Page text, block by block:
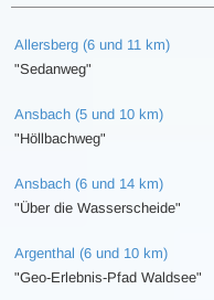
Allersberg (6 und 11 km)
"Sedanweg"
Ansbach (5 und 10 km)
"Höllbachweg"
Ansbach (6 und 14 km)
"Über die Wasserscheide"
Argenthal (6 und 10 km)
"Geo-Erlebnis-Pfad Waldsee"